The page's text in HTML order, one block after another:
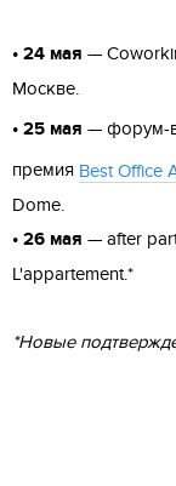
• 24 мая —
Москве.
• 25 мая — форум-
премия Best Office
Dome.
• 26 мая — after
L'appartement.*
*Новые